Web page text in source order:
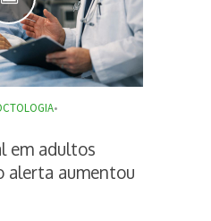
•
em adultos
alerta aumentou